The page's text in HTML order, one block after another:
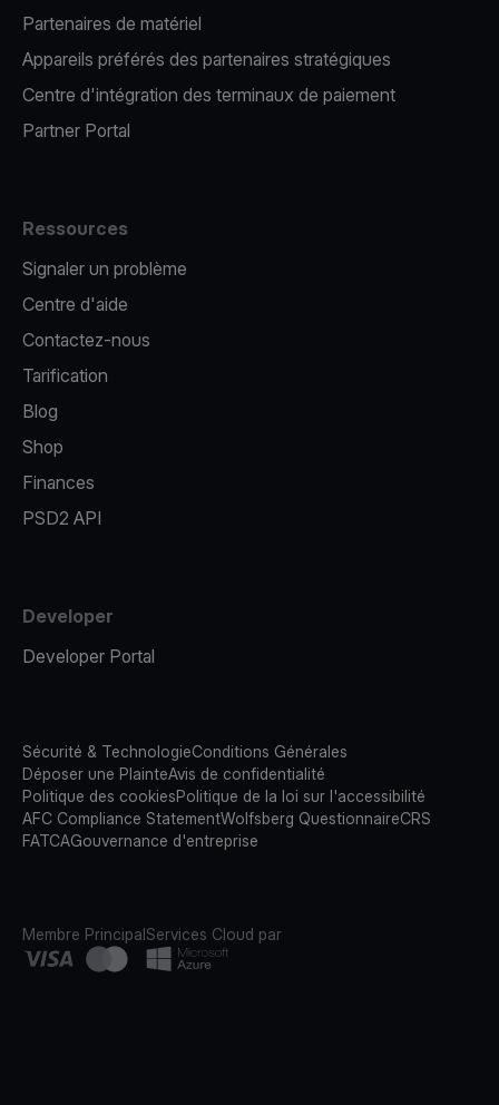
Partenaires de matériel
Appareils préférés des partenaires stratégiques
Centre d'intégration des terminaux de paiement
Partner Portal
Ressources
Signaler un problème
Centre d'aide
Contactez-nous
Tarification
Blog
Shop
Finances
PSD2 API
Developer
Developer Portal
Sécurité & TechnologieConditions Générales
Déposer une PlainteAvis de confidentialité
Politique des cookiesPolitique de la loi sur l'accessibilité
AFC Compliance StatementWolfsberg QuestionnaireCRS
FATCAGouvernance d'entreprise
Membre PrincipalServices Cloud par